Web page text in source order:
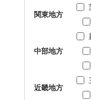
関東地方
中部地方
近畿地方